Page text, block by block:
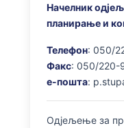
Начелник
планирање и
Телефон: 050/
Факс: 050/220-
e-пошта:
Одјељење за